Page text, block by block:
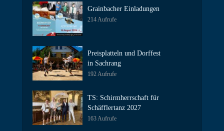
Grainbacher Einladungen
214 Aufrufe
Preisplatteln und Dorffest
in Sachrang
192 Aufrufe
TS: Schirmherrschaft für
Schäfflertanz 2027
163 Aufrufe